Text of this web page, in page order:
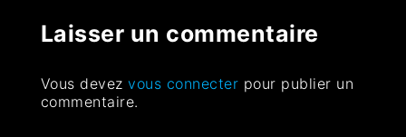
Laisser un commentaire
Vous devezvous connecter pour publier un
commentaire.